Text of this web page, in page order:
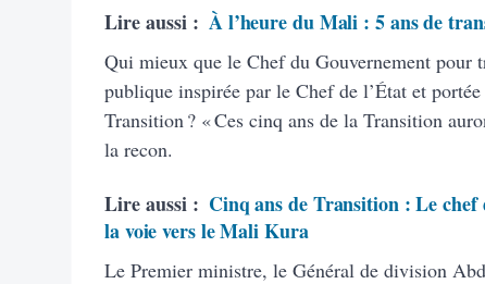
Lire aussi : À l’heure du Mali : 5 ans de
Qui mieux que le Chef du Gouvernement pour
publique inspirée par le Chef de l’État et
Transition ? « Ces cinq ans de la Transition
la recon.
Lire aussi : Cinq ans de Transition : Le chef
la voie vers le Mali Kura
Le Premier ministre, le Général de division